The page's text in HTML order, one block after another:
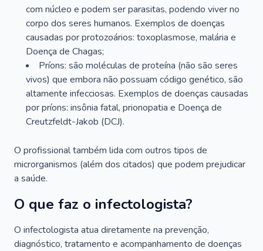
com núcleo e podem ser parasitas, podendo viver no
corpo dos seres humanos. Exemplos de doenças
causadas por protozoários: toxoplasmose, malária e
Doença de Chagas;
Príons: são moléculas de proteína (não são seres
vivos) que embora não possuam código genético, são
altamente infecciosas. Exemplos de doenças causadas
por príons: insônia fatal, prionopatia e Doença de
Creutzfeldt-Jakob (DCJ).
O profissional também lida com outros tipos de
microrganismos (além dos citados) que podem prejudicar
a saúde.
O que faz o infectologista?
O infectologista atua diretamente na prevenção,
diagnóstico, tratamento e acompanhamento de doenças